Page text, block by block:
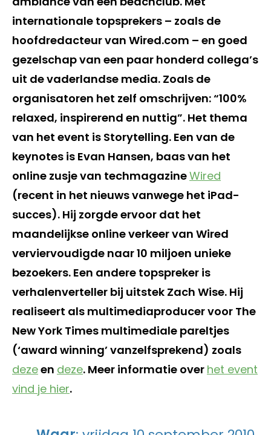
internationale topsprekers – zoals de
hoofdredacteur van Wired.com – en goed
gezelschap van een paar honderd collega’s
uit de vaderlandse media. Zoals de
organisatoren het zelf omschrijven: “100%
relaxed, inspirerend en nuttig”. Het thema
van het event is Storytelling. Een van de
keynotes is Evan Hansen, baas van het
online zusje van techmagazineWired
(recent in het nieuws vanwege het iPad-
succes). Hij zorgde ervoor dat het
maandelijkse online verkeer van Wired
verviervoudigde naar 10 miljoen unieke
bezoekers. Een andere topspreker is
verhalenverteller bij uitstek Zach Wise. Hij
realiseert als multimediaproducer voor The
New York Times multimediale pareltjes
(‘award winning’ vanzelfsprekend) zoals
dezeen deze. Meer informatie over het event
vind je hier.